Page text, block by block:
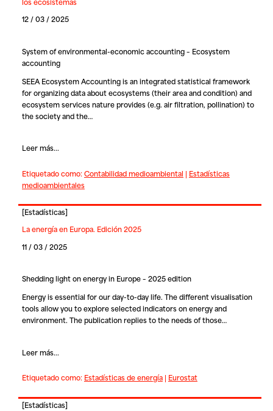
12 / 03 / 2025
System of environmental-economic accounting – Ecosystem
accounting
SEEA Ecosystem Accounting is an integrated statistical framework
for organizing data about ecosystems (their area and condition) and
ecosystem services nature provides (e.g. air filtration, pollination) to
the society and the…
Leer más...
Etiquetado como:Contabilidad medioambiental | Estadísticas
medioambientales
[Estadísticas]
La energía en Europa. Edición 2025
11 / 03 / 2025
Shedding light on energy in Europe – 2025 edition
Energy is essential for our day-to-day life. The different visualisation
tools allow you to explore selected indicators on energy and
environment. The publication replies to the needs of those…
Leer más...
Etiquetado como: Estadísticas de energía| Eurostat
[Estadísticas]